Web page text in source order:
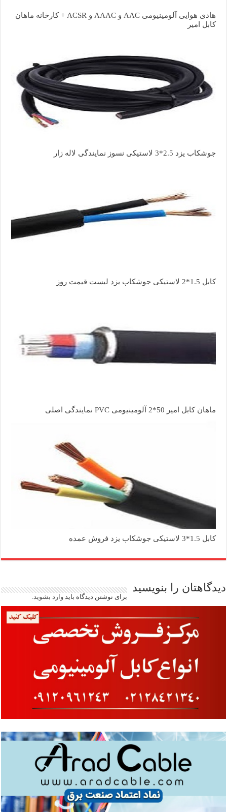
هادی هوایی آلومینیومی AAC و AAAC و ACSR + کارخانه ماهان
کابل امیر
جوشکاب یزد 2.5*3 لاستیکی نسوز نمایندگی لاله زار
کابل 1.5*2 لاستیکی جوشکاب یزد لیست قیمت روز
ماهان کابل امیر 50*2 آلومینیومی PVC نمایندگی اصلی
کابل 1.5*3 لاستیکی جوشکاب یزد فروش عمده
دیدگاهتان را بنویسید
برای نوشتن دیدگاه بایدوارد بشوید.